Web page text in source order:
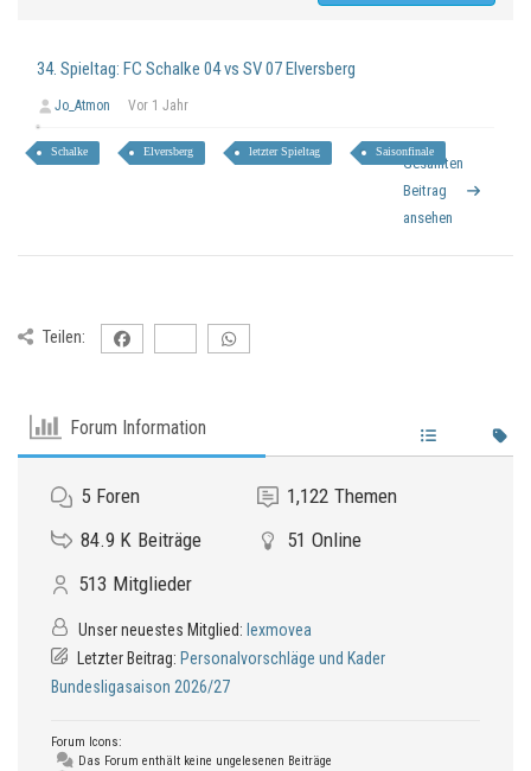
34. Spieltag: FC Schalke 04 vs SV 07 Elversberg
Jo_Atmon Vor 1 Jahr
Schalke Elversberg letzter Spieltag Saisonfinale
Gesamten
Beitrag
ansehen
Teilen:
Forum Information
5 Foren 1,122 Themen
84.9 K Beiträge 51 Online
513 Mitglieder
Unser neuestes Mitglied: lexmovea
Letzter Beitrag: Personalvorschläge und Kader
Bundesligasaison 2026/27
Forum Icons:
Das Forum enthält keine ungelesenen Beiträge